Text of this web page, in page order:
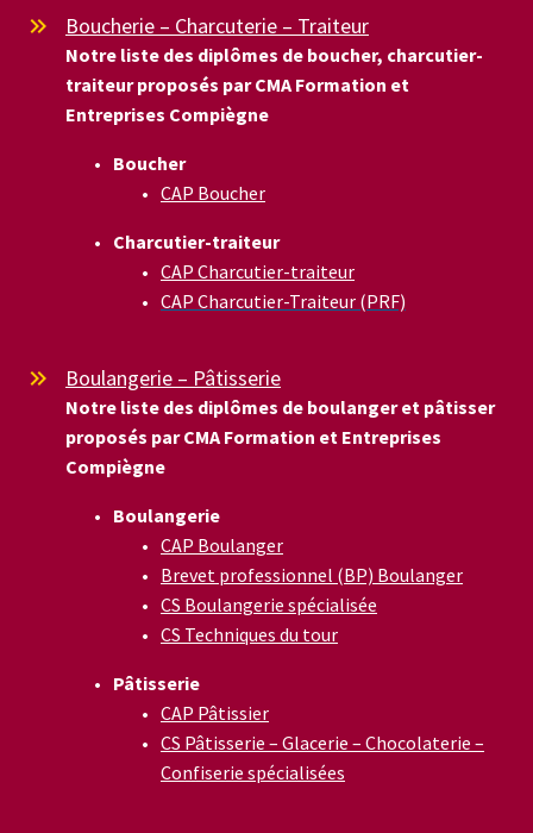

 Boucherie – Charcuterie – Traiteur
Notre liste des diplômes de boucher, charcutier-
traiteur proposés par CMA Formation et
Entreprises Compiègne
Boucher
CAP Boucher
Charcutier-traiteur
CAP Charcutier-traiteur
CAP Charcutier-Traiteur (PRF)

 Boulangerie – Pâtisserie
Notre liste des diplômes de boulanger et pâtisser
proposés par CMA Formation et Entreprises
Compiègne
Boulangerie
CAP Boulanger
Brevet professionnel (BP) Boulanger
CS Boulangerie spécialisée
CS Techniques du tour
Pâtisserie
CAP Pâtissier
CS Pâtisserie – Glacerie – Chocolaterie –
Confiserie spécialisées